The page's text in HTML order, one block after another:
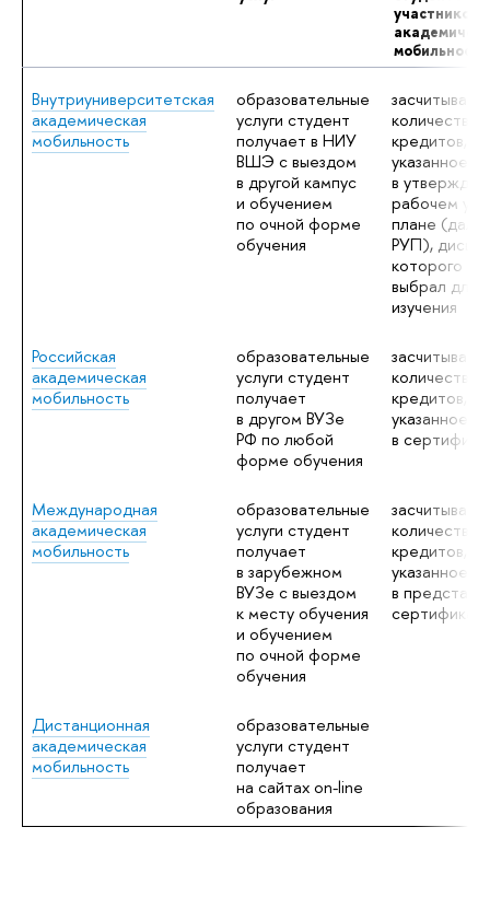
участников
Внутриуниверситетская
академическая
мобильность
образовательные
услуги студент
получает в НИУ
ВШЭ с выездом
в другой кампус
и обучением
по очной форме
обучения
количество
кредитов,
указанное
в
рабочем
плане
РУП),
которого
выбрал для
изучения
Российская
академическая
мобильность
образовательные
услуги студент
получает
в другом ВУЗе
РФ по любой
форме обучения
количество
кредитов,
указанное
в
Международная
академическая
мобильность
образовательные
услуги студент
получает
в зарубежном
ВУЗе с выездом
к месту обучения
и обучением
по очной форме
обучения
количество
кредитов,
указанное
в
Дистанционная
академическая
мобильность
образовательные
услуги студент
получает
на сайтах on-line
образования